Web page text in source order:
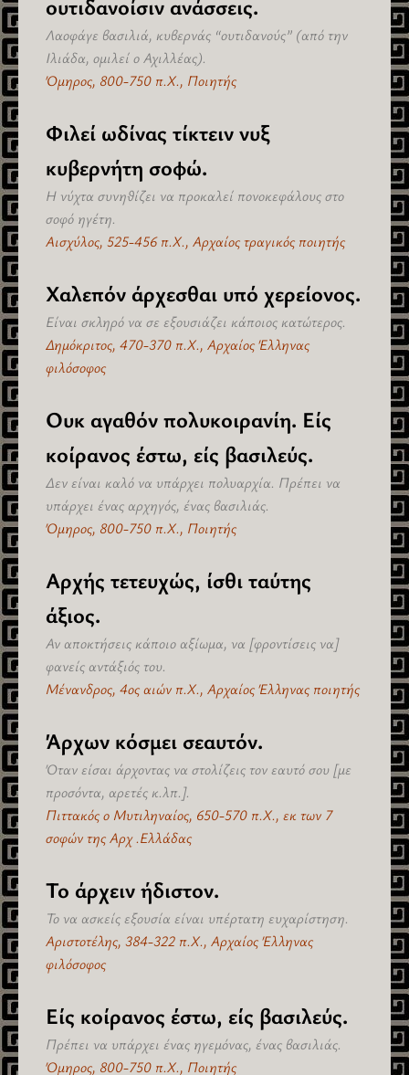
ουτιδανοίσιν ανάσσεις.
Λαοφάγε βασιλιά, κυβερνάς “ουτιδανούς” (από την
Ιλιάδα, ομιλεί ο Αχιλλέας).
Όμηρος, 800-750 π.Χ., Ποιητής
Φιλεί ωδίνας τίκτειν νυξ
κυβερνήτη σοφώ.
Η νύχτα συνηθίζει να προκαλεί πονοκεφάλους στο
σοφό ηγέτη.
Αισχύλος, 525-456 π.Χ., Αρχαίος τραγικός ποιητής
Χαλεπόν άρχεσθαι υπό χερείονος.
Είναι σκληρό να σε εξουσιάζει κάποιος κατώτερος.
Δημόκριτος, 470-370 π.Χ., Αρχαίος Έλληνας
φιλόσοφος
Ουκ αγαθόν πολυκοιρανίη. Είς
κοίρανος έστω, είς βασιλεύς.
Δεν είναι καλό να υπάρχει πολυαρχία. Πρέπει να
υπάρχει ένας αρχηγός, ένας βασιλιάς.
Όμηρος, 800-750 π.Χ., Ποιητής
Αρχής τετευχώς, ίσθι ταύτης
άξιος.
Αν αποκτήσεις κάποιο αξίωμα, να [φροντίσεις να]
φανείς αντάξιός του.
Μένανδρος, 4ος αιών π.Χ., Αρχαίος Έλληνας ποιητής
Άρχων κόσμει σεαυτόν.
Όταν είσαι άρχοντας να στολίζεις τον εαυτό σου [με
προσόντα, αρετές κ.λπ.].
Πιττακός ο Μυτιληναίος, 650-570 π.Χ., εκ των 7
σοφών της Αρχ .Ελλάδας
Το άρχειν ήδιστον.
Το να ασκείς εξουσία είναι υπέρτατη ευχαρίστηση.
Αριστοτέλης, 384-322 π.Χ., Αρχαίος Έλληνας
φιλόσοφος
Είς κοίρανος έστω, είς βασιλεύς.
Πρέπει να υπάρχει ένας ηγεμόνας, ένας βασιλιάς.
Όμηρος, 800-750 π.Χ., Ποιητής